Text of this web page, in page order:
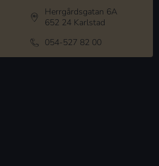
Herrgårdsgatan 6A
652 24 Karlstad
054-527 82 00